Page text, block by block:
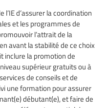
d’assurer la coordination
et les programmes de
l’attrait de la
avant la stabilité de ce choix
inclure la promotion de
supérieur gratuits ou à
de conseils et de
une formation pour assurer
débutant(e), et faire de